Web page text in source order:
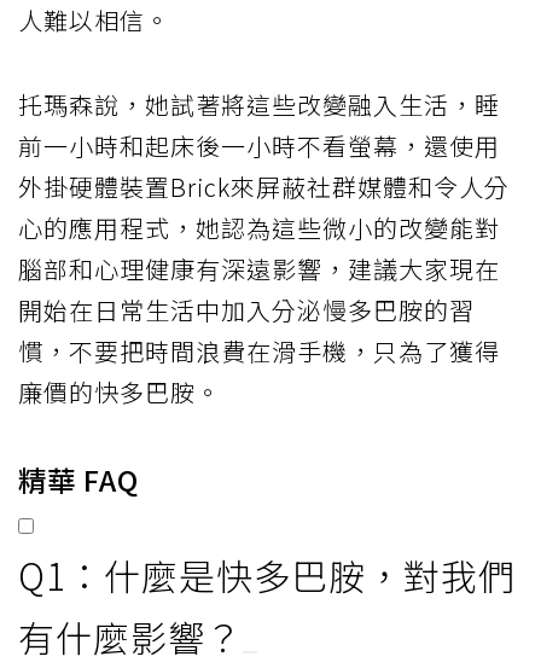
人難以相信。
托瑪森說，她試著將這些改變融入生活，睡
前一小時和起床後一小時不看螢幕，還使用
外掛硬體裝置Brick來屏蔽社群媒體和令人分
心的應用程式，她認為這些微小的改變能對
腦部和心理健康有深遠影響，建議大家現在
開始在日常生活中加入分泌慢多巴胺的習
慣，不要把時間浪費在滑手機，只為了獲得
廉價的快多巴胺。
精華 FAQ
Q1：什麼是快多巴胺，對我們
有什麼影響？